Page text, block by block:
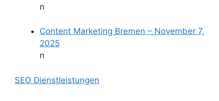
n
Content Marketing Bremen – November 7,
2025
n
SEO Dienstleistungen